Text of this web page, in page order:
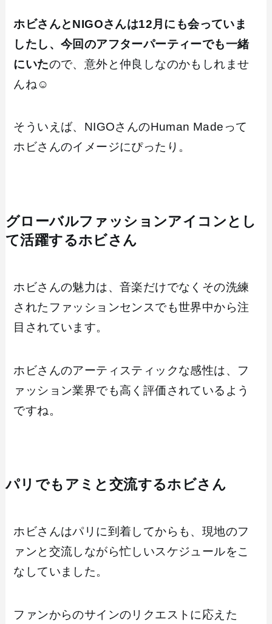
ホビさんとNIGOさんは12月にも会っていま
したし、今回のアフターパーティーでも一緒
にいたので、意外と仲良しなのかもしれませ
んね☺️
そういえば、NIGOさんのHuman Madeって
ホビさんのイメージにぴったり。
グローバルファッションアイコンとし
て活躍するホビさん
ホビさんの魅力は、音楽だけでなくその洗練
されたファッションセンスでも世界中から注
目されています。
ホビさんのアーティスティックな感性は、フ
ァッション業界でも高く評価されているよう
ですね。
パリでもアミと交流するホビさん
ホビさんはパリに到着してからも、現地のフ
ァンと交流しながら忙しいスケジュールをこ
なしていました。
ファンからのサインのリクエストに応えた